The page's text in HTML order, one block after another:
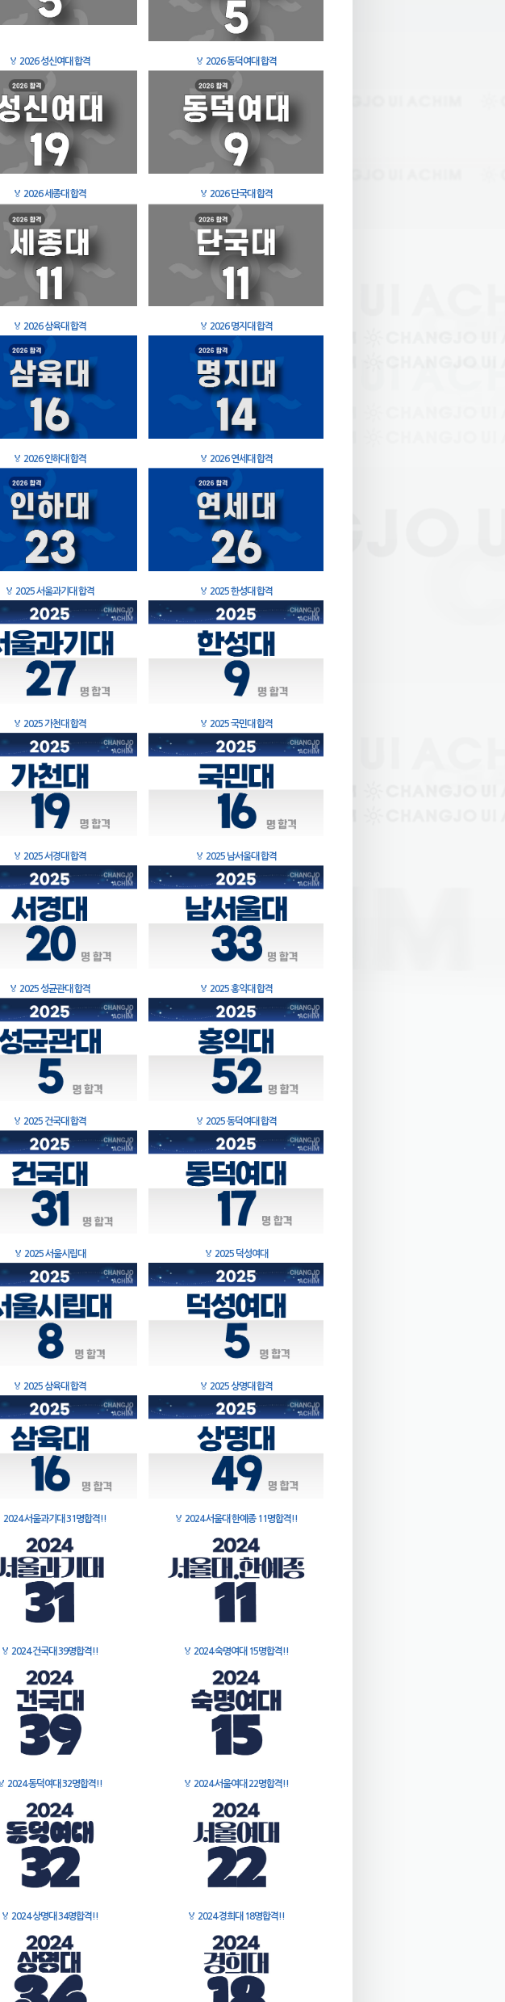
🏅 2026 성신여대 합격 🏅 2026 동덕여대 합격
🏅 2026 세종대 합격 🏅 2026 단국대 합격
🏅 2026 삼육대 합격 🏅 2026 명지대 합격
🏅 2026 인하대 합격 🏅 2026 연세대 합격
🏅 2025 서울과기대 합격 🏅 2025 한성대 합격
🏅 2025 가천대 합격 🏅 2025 국민대 합격
🏅 2025 서경대 합격 🏅 2025 남서울대 합격
🏅 2025 성균관대 합격 🏅 2025 홍익대 합격
🏅 2025 건국대 합격 🏅 2025 동덕여대 합격
🏅 2025 서울시립대 🏅 2025 덕성여대
🏅 2025 삼육대 합격 🏅 2025 상명대 합격
2024 서울과기대 31명합격!! 🏅 2024 서울대 한예종 11명합격!!
🏅 2024 건국대 39명합격!! 🏅 2024 숙명여대 15명합격!!
2024 동덕여대 32명합격!! 🏅 2024 서울여대 22명합격!!
🏅 2024 상명대 34명합격!! 🏅 2024 경희대 18명합격!!